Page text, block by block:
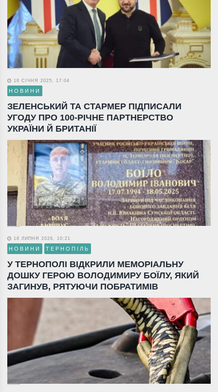
16 СІЧНЯ 2025, 17:04
НОВИНИ
ЗЕЛЕНСЬКИЙ ТА СТАРМЕР ПІДПИСАЛИ
УГОДУ ПРО 100-РІЧНЕ ПАРТНЕРСТВО
УКРАЇНИ Й БРИТАНІЇ
18 ЛИПНЯ 2026, 10:21
НОВИНИ ТЕРНОПІЛЬ
У ТЕРНОПОЛІ ВІДКРИЛИ МЕМОРІАЛЬНУ
ДОШКУ ГЕРОЮ ВОЛОДИМИРУ БОЇЛУ, ЯКИЙ
ЗАГИНУВ, РЯТУЮЧИ ПОБРАТИМІВ